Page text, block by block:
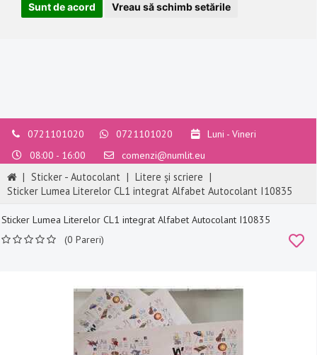
Sunt de acord Vreau să schimb setările
0721101020 0721101020
Luni - Vineri
08:00 - 16:00
comenzi@numlit.eu
| Sticker - Autocolant | Litere și scriere |
Sticker Lumea Literelor CL1 integrat Alfabet Autocolant I10835
Sticker Lumea Literelor CL1 integrat Alfabet Autocolant I10835
(0 Pareri)